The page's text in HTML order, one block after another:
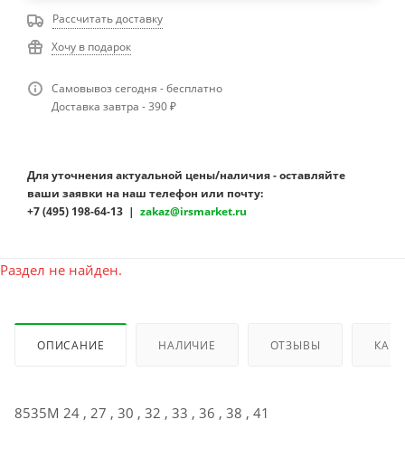
Рассчитать доставку
Хочу в подарок
Самовывоз сегодня - бесплатно
Доставка завтра - 390 ₽
Для уточнения актуальной цены/наличия - оставляйте
ваши заявки на наш телефон или почту:
+7 (495) 198-64-13 | zakaz@irsmarket.ru
Раздел не найден.
ОПИСАНИЕ НАЛИЧИЕ ОТЗЫВЫ КАК
8535M 24 , 27 , 30 , 32 , 33 , 36 , 38 , 41